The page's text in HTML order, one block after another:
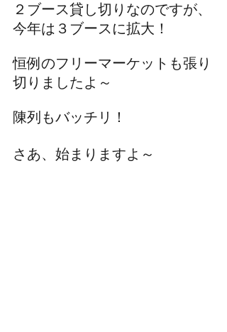
２ブース貸し切りなのですが、
今年は３ブースに拡大！
恒例のフリーマーケットも張り
切りましたよ～
陳列もバッチリ！
さあ、始まりますよ～